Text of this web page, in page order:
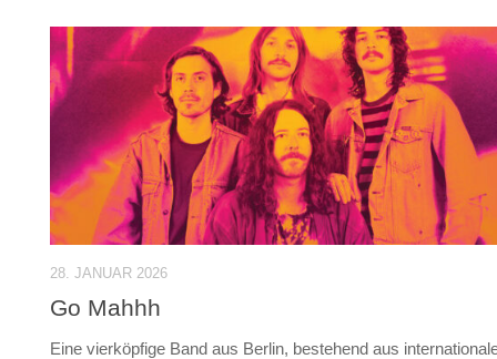
28. JANUAR 2026
Go Mahhh
Eine vierköpfige Band aus Berlin, bestehend aus